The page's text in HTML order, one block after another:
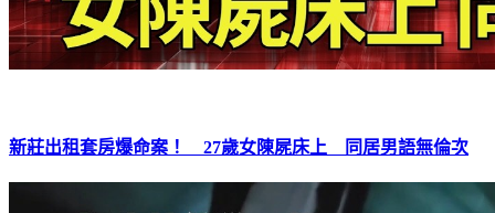
新莊出租套房爆命案！ 27歲女陳屍床上 同居男語無倫次